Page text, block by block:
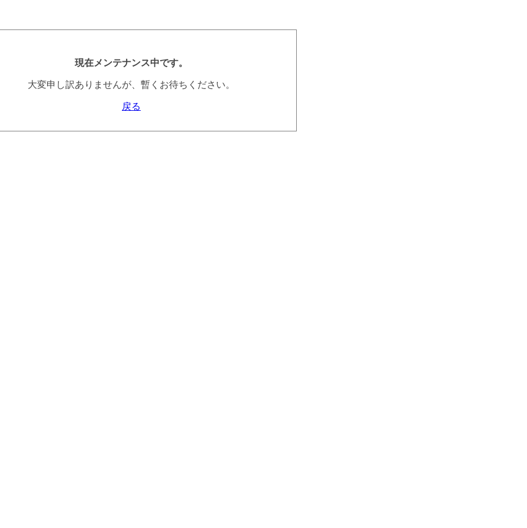
現在メンテナンス中です。
大変申し訳ありませんが、暫くお待ちください。
戻る